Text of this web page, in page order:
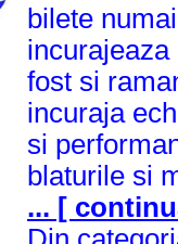
bilete
incurajeaza
fost si
incuraja
si
blaturile si
... [